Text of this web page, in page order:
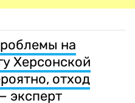
на
Херсонской
отход
эксперт